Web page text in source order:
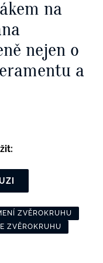
na
nejen o
a
ZVĚROKRUHU
ZVĚROKRUHU